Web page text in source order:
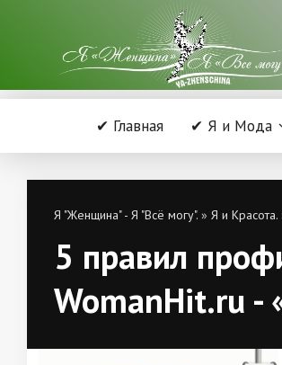
✔ Главная ✔ Я и Мода
Я "Женщина" - Я "Всё могу". » Я и Красота.
5 правил
WomanHit.ru -